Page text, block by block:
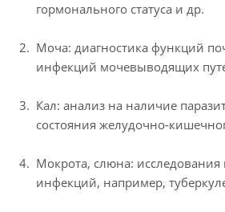
гормонального статуса и др.
Моча: диагностика функций
инфекций мочевыводящих
Кал: анализ на наличие
состояния желудочно-
Мокрота, слюна:
инфекций, например,